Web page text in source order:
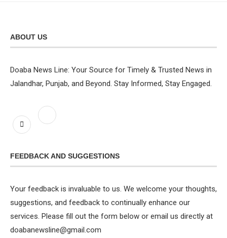
ABOUT US
Doaba News Line: Your Source for Timely & Trusted News in
Jalandhar, Punjab, and Beyond. Stay Informed, Stay Engaged.
FEEDBACK AND SUGGESTIONS
Your feedback is invaluable to us. We welcome your thoughts,
suggestions, and feedback to continually enhance our
services. Please fill out the form below or email us directly at
doabanewsline@gmail.com